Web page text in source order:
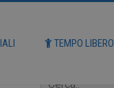
TEMPO LIBERO